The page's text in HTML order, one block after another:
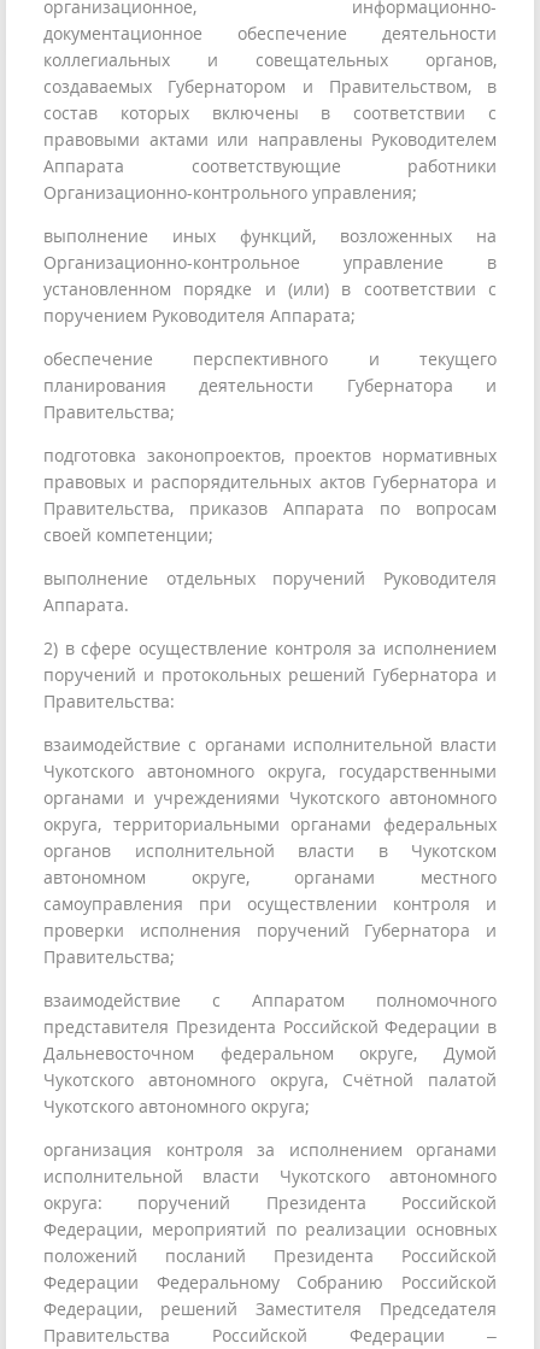
организационное, информационно-
документационное обеспечение деятельности
коллегиальных и совещательных органов,
создаваемых Губернатором и Правительством, в
состав которых включены в соответствии с
правовыми актами или направлены Руководителем
Аппарата соответствующие работники
Организационно-контрольного управления;
выполнение иных функций, возложенных на
Организационно-контрольное управление в
установленном порядке и (или) в соответствии с
поручением Руководителя Аппарата;
обеспечение перспективного и текущего
планирования деятельности Губернатора и
Правительства;
подготовка законопроектов, проектов нормативных
правовых и распорядительных актов Губернатора и
Правительства, приказов Аппарата по вопросам
своей компетенции;
выполнение отдельных поручений Руководителя
Аппарата.
2) в сфере осуществление контроля за исполнением
поручений и протокольных решений Губернатора и
Правительства:
взаимодействие с органами исполнительной власти
Чукотского автономного округа, государственными
органами и учреждениями Чукотского автономного
округа, территориальными органами федеральных
органов исполнительной власти в Чукотском
автономном округе, органами местного
самоуправления при осуществлении контроля и
проверки исполнения поручений Губернатора и
Правительства;
взаимодействие с Аппаратом полномочного
представителя Президента Российской Федерации в
Дальневосточном федеральном округе, Думой
Чукотского автономного округа, Счётной палатой
Чукотского автономного округа;
организация контроля за исполнением органами
исполнительной власти Чукотского автономного
округа: поручений Президента Российской
Федерации, мероприятий по реализации основных
положений посланий Президента Российской
Федерации Федеральному Собранию Российской
Федерации, решений Заместителя Председателя
Правительства Российской Федерации –